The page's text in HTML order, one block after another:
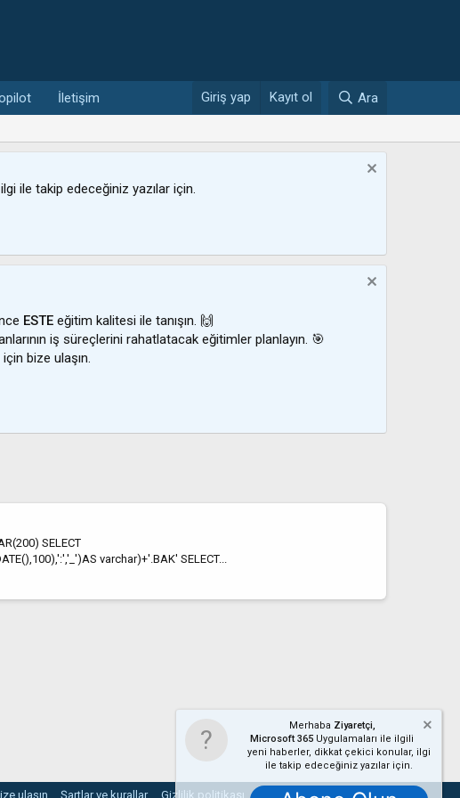
İletişim Giriş yap Kayıt ol Ara
ile takip edeceğiniz yazılar için.
ESTE eğitim kalitesi ile tanışın. 🙌
iş süreçlerini rahatlatacak eğitimler planlayın. 🎯
bize ulaşın.
SELECT
varchar)+'.BAK' SELECT...
ulaşın Şartlar ve kurallar Gizlilik politikası Yardım Ana sayfa R
Merhaba Ziyaretçi,
Microsoft 365 Uygulamaları ile ilgili
yeni haberler, dikkat çekici konular, ilgi
ile takip edeceğiniz yazılar için.